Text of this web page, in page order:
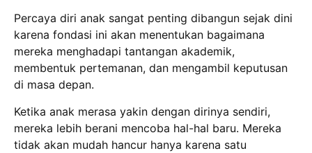
Percaya diri anak sangat penting dibangun sejak dini
karena fondasi ini akan menentukan bagaimana
mereka menghadapi tantangan akademik,
membentuk pertemanan, dan mengambil keputusan
di masa depan.
Ketika anak merasa yakin dengan dirinya sendiri,
mereka lebih berani mencoba hal-hal baru. Mereka
tidak akan mudah hancur hanya karena satu